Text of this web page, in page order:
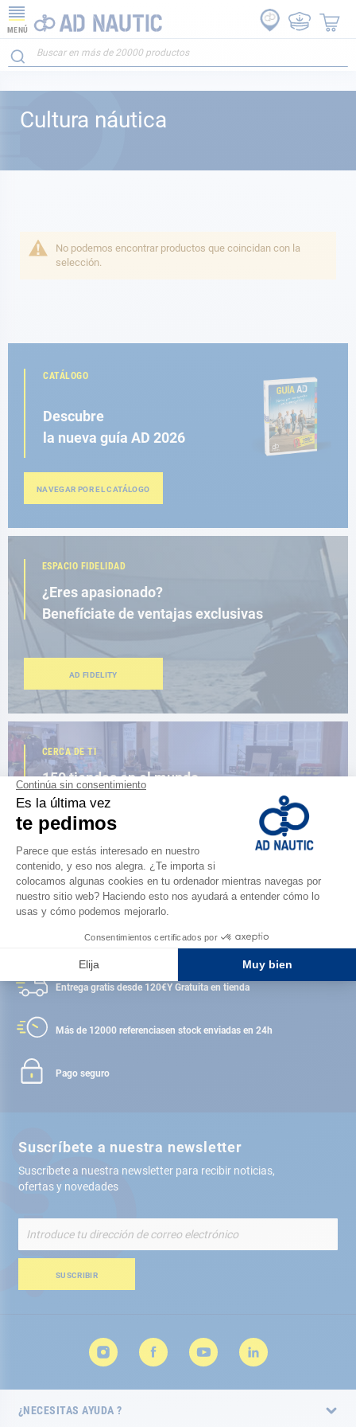
MENÚ
Cultura náutica
No podemos encontrar productos que coincidan con la
selección.
CATÁLOGO
Descubre
la nueva guía AD 2026
NAVEGAR POR EL CATÁLOGO
ESPACIO FIDELIDAD
¿Eres apasionado?
Benefíciate de ventajas exclusivas
AD FIDELITY
CERCA DE TI
150 tiendas en el mundo,
la fuerza de una red
ENCUENTRA UNA TIENDA
Satisfecho o reembolsado
Entrega gratis desde 120€Y Gratuita en tienda
Más de 12000 referenciasen stock enviadas en 24h
Pago seguro
Suscríbete a nuestra newsletter
Suscríbete a nuestra newsletter para recibir noticias,
ofertas y novedades
nuestro
de
SUSCRIBIR
¿NECESITAS AYUDA ?